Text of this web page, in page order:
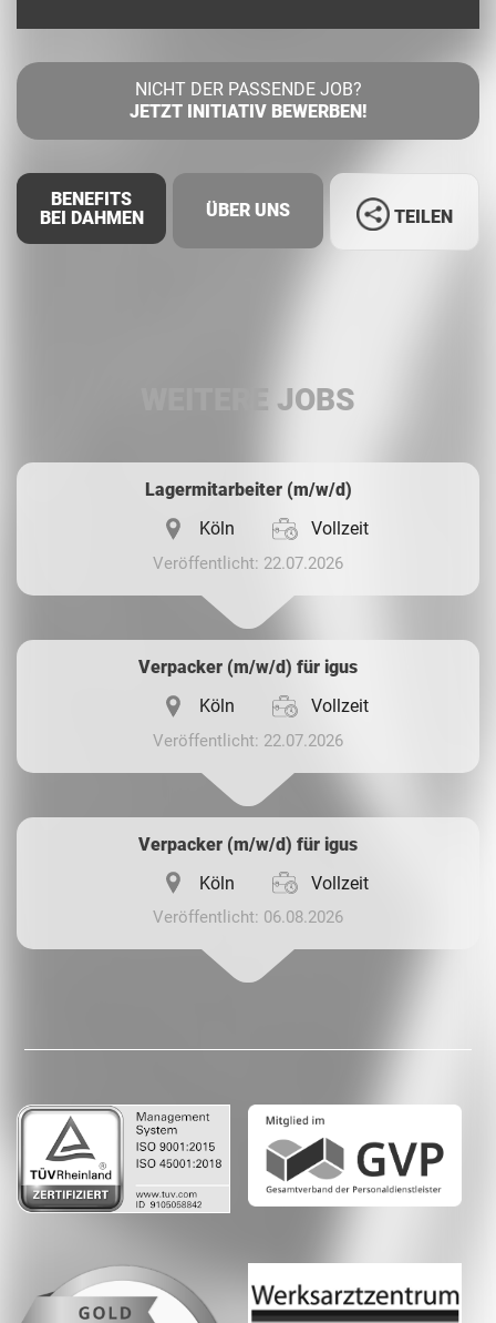
NICHT DER PASSENDE JOB?
JETZT INITIATIV BEWERBEN!
BENEFITS
BEI DAHMEN
ÜBER UNS TEILEN
WEITERE JOBS
Lagermitarbeiter (m/w/d)
Köln
Vollzeit
Veröffentlicht: 22.07.2026
Verpacker (m/w/d) für igus
Köln
Vollzeit
Veröffentlicht: 22.07.2026
Verpacker (m/w/d) für igus
Köln
Vollzeit
Veröffentlicht: 06.08.2026